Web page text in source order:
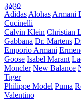
კაცი
Adidas Alohas Armani
Cucinelli
Calvin Klein Christian
Gabbana Dr. Martens
Emporio Armani
Goose Isabel Marant
Moncler New Balance
Tiger
Philippe Model Puma
Valentino